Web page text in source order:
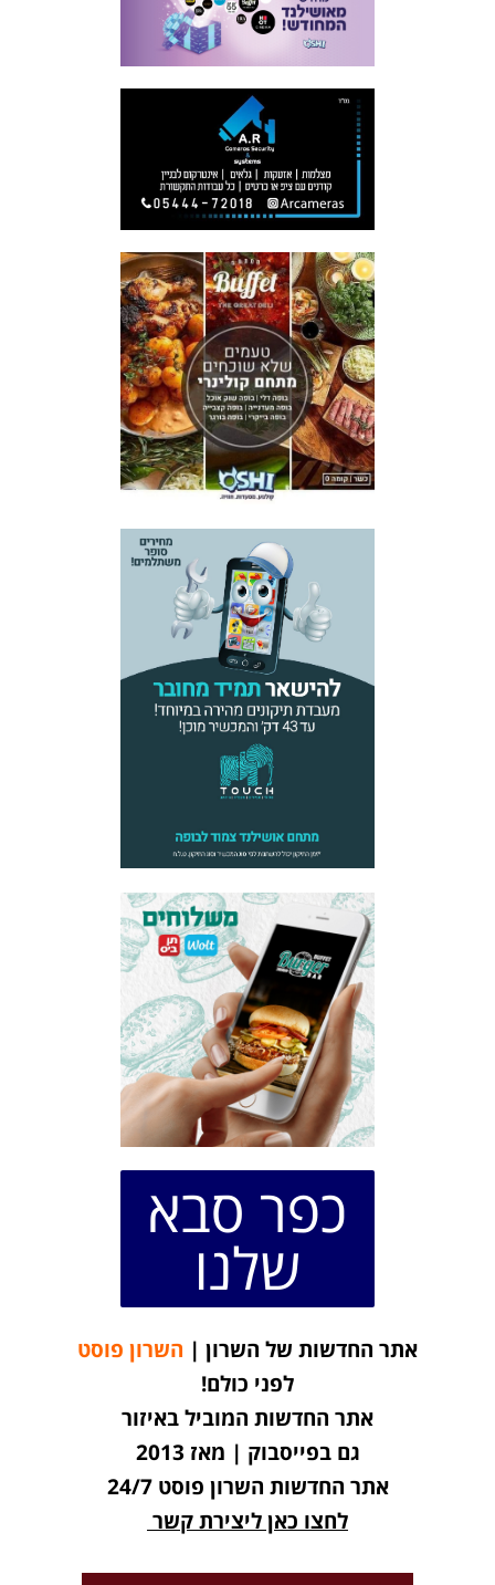
כפר סבא
שלנו
אתר החדשות של השרון | השרון פוסט
לפני כולם!
אתר החדשות המוביל באיזור
גם בפייסבוק | מאז 2013
אתר החדשות השרון פוסט 24/7
לחצו כאן ליצירת קשר